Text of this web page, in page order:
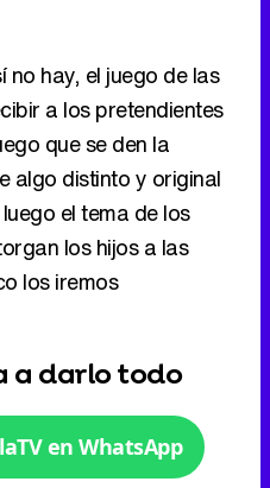
no hay, el juego de las
a los pretendientes
que se den la
algo distinto y original
el tema de los
los hijos a las
los iremos
a darlo todo
en WhatsApp